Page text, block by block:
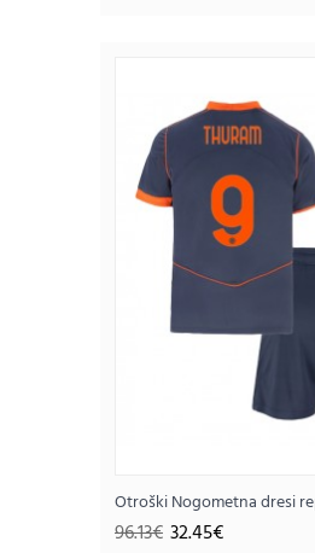
Otroški Nogometna dresi
96.13€ 32.45€